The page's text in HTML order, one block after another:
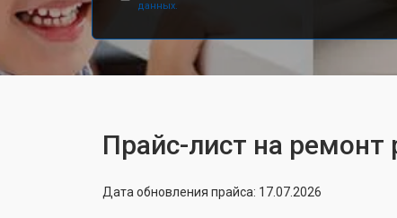
данных.
Прайс-лист на ремонт
Дата обновления прайса: 17.07.2026